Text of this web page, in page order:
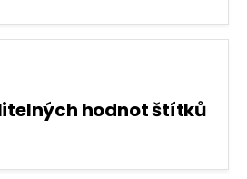
hodnot štítků